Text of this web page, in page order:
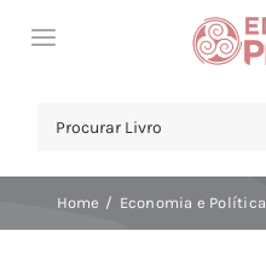
Toggle
Search
Home Economia e Política